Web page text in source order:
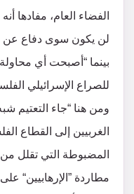
الفضاء العام، مفادها
لن يكون سوى دفاع عن
بينما “أصبحت أي محاولة
للصراع الإسرائيلي
ومن هنا “جاء التعتيم
الغربيين إلى القطاع
المضبوطة التي تقلل
مطاردة ”الإرهابيين“